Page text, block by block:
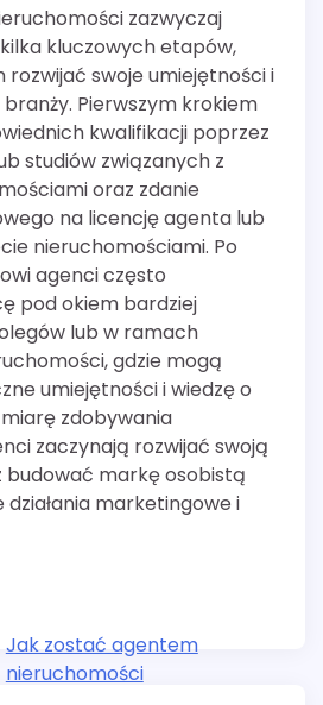
zazwyczaj
kluczowych etapów,
swoje umiejętności i
Pierwszym krokiem
kwalifikacji poprzez
studiów związanych z
oraz zdanie
na licencję agenta lub
nieruchomościami. Po
agenci często
pod okiem bardziej
lub w ramach
gdzie mogą
umiejętności i wiedzę o
zdobywania
zaczynają rozwijać swoją
budować markę osobistą
marketingowe i
Jak zostać agentem
nieruchomości